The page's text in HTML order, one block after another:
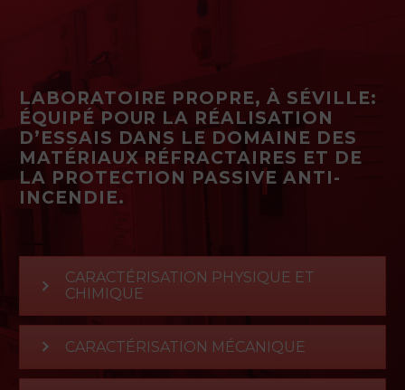
LABORATOIRE PROPRE, À SÉVILLE:
ÉQUIPÉ POUR LA RÉALISATION
D’ESSAIS DANS LE DOMAINE DES
MATÉRIAUX RÉFRACTAIRES ET DE
LA PROTECTION PASSIVE ANTI-
INCENDIE.
CARACTÉRISATION PHYSIQUE ET
CHIMIQUE
CARACTÉRISATION MÉCANIQUE